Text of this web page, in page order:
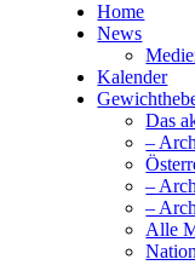
Home
News
Kalender
Das
–
–
–
Alle